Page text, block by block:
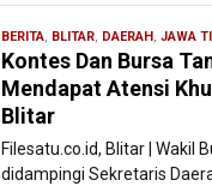
BERITA, BLITAR, DAERAH , JAWA
Kontes Dan Bursa
Mendapat Atensi
Blitar
Filesatu.co.id, Blitar | Wakil
didampingi Sekretaris